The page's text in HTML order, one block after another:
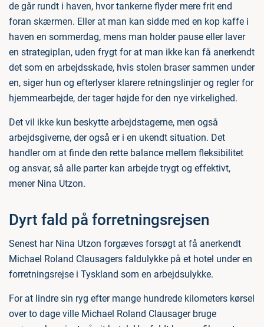
de går rundt i haven, hvor tankerne flyder mere frit end
foran skærmen. Eller at man kan sidde med en kop kaffe i
haven en sommerdag, mens man holder pause eller laver
en strategiplan, uden frygt for at man ikke kan få anerkendt
det som en arbejdsskade, hvis stolen braser sammen under
en, siger hun og efterlyser klarere retningslinjer og regler for
hjemmearbejde, der tager højde for den nye virkelighed.
Det vil ikke kun beskytte arbejdstagerne, men også
arbejdsgiverne, der også er i en ukendt situation. Det
handler om at finde den rette balance mellem fleksibilitet
og ansvar, så alle parter kan arbejde trygt og effektivt,
mener Nina Utzon.
Dyrt fald på forretningsrejsen
Senest har Nina Utzon forgæves forsøgt at få anerkendt
Michael Roland Clausagers faldulykke på et hotel under en
forretningsrejse i Tyskland som en arbejdsulykke.
For at lindre sin ryg efter mange hundrede kilometers kørsel
over to dage ville Michael Roland Clausager bruge